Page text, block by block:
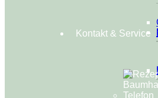
Kontakt & Service